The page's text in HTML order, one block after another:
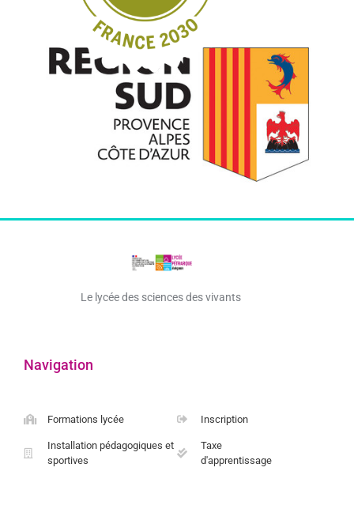
Le lycée des sciences des vivants
Navigation
Formations lycée
Installation pédagogiques et
sportives
Inscription
Taxe
d'apprentissage